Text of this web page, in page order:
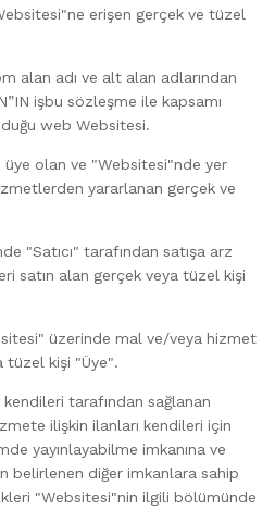
erişen gerçek ve tüzel
alan adı ve alt alan adlarından
işbu sözleşme ile kapsamı
web Websitesi.
üye olan ve "Websitesi"nde yer
yararlanan gerçek ve
"Satıcı" tarafından satışa arz
satın alan gerçek veya tüzel kişi
üzerinde mal ve/veya hizmet
tüzel kişi "Üye".
kendileri tarafından sağlanan
ilişkin ilanları kendileri için
yayınlayabilme imkanına ve
belirlenen diğer imkanlara sahip
"Websitesi"nin ilgili bölümünde